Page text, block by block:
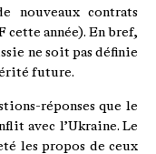
nouveaux contrats
cette année). En bref,
ne soit pas définie
future.
réponses que le
avec l’Ukraine. Le
les propos de ceux